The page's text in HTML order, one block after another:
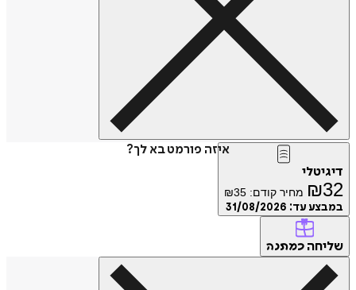
איזה פורמט בא לך?
דיגיטלי
₪32 מחיר קודם: ₪35
במבצע עד: 31/08/2026
שליחה כמתנה